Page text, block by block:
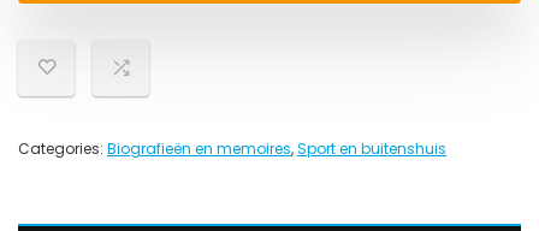
Categories: Biografieën en memoires,Sport en buitenshuis